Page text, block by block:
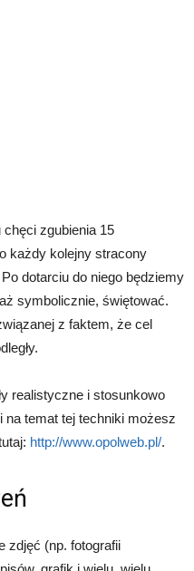
zgubienia 15
każdy kolejny stracony
dotarciu do niego będziemy
symbolicznie, świętować.
z faktem, że cel
realistyczne i stosunkowo
na temat tej techniki możesz
http://www.opolweb.pl/.
zdjęć (np. fotografii